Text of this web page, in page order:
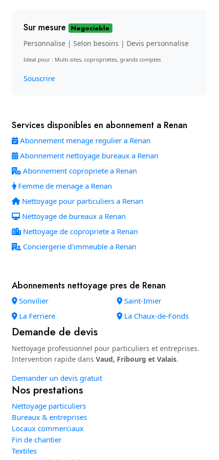
Sur mesure
Negociable
Personnalise | Selon besoins | Devis personnalise
Ideal pour : Multi-sites, coproprietes, grands comptes
Souscrire
Services disponibles en abonnement a Renan
Abonnement menage regulier a Renan
Abonnement nettoyage bureaux a Renan
Abonnement copropriete a Renan
Femme de menage a Renan
Nettoyage pour particuliers a Renan
Nettoyage de bureaux a Renan
Nettoyage de copropriete a Renan
Conciergerie d'immeuble a Renan
Abonnements nettoyage pres de Renan
Sonvilier
Saint-Imier
La Ferriere
La Chaux-de-Fonds
Demande de devis
Nettoyage professionnel pour particuliers et entreprises.
Intervention rapide dans Vaud, Fribourg et Valais.
Demander un devis gratuit
Nos prestations
Nettoyage particuliers
Bureaux & entreprises
Locaux commerciaux
Fin de chantier
Textiles